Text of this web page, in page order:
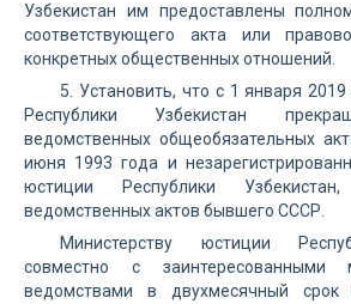
Узбекистан им предоставлены
соответствующего акта или
конкретных общественных отношений.
5. Установить, что с 1 января
Республики Узбекистан
ведомственных общеобязательных
июня 1993 года и
юстиции Республики
ведомственных актов бывшего СССР.
Министерству юстиции
совместно с заинтересованными
ведомствами в двухмесячный